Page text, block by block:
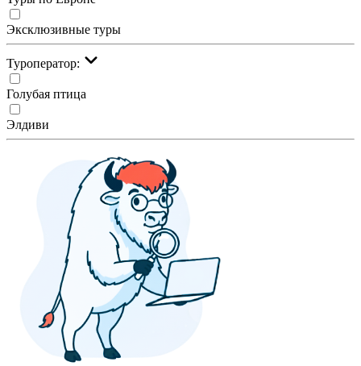
Эксклюзивные туры
Туроператор:
Голубая птица
Элдиви